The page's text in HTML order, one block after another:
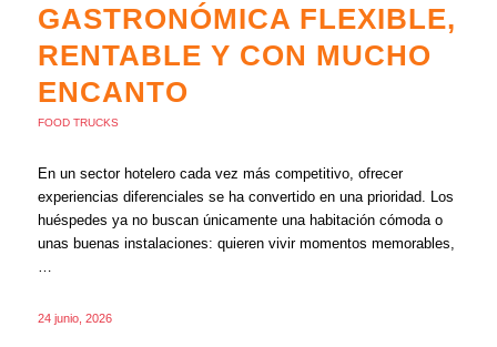
GASTRONÓMICA FLEXIBLE,
RENTABLE Y CON MUCHO
ENCANTO
FOOD TRUCKS
En un sector hotelero cada vez más competitivo, ofrecer
experiencias diferenciales se ha convertido en una prioridad. Los
huéspedes ya no buscan únicamente una habitación cómoda o
unas buenas instalaciones: quieren vivir momentos memorables,
24 junio, 2026